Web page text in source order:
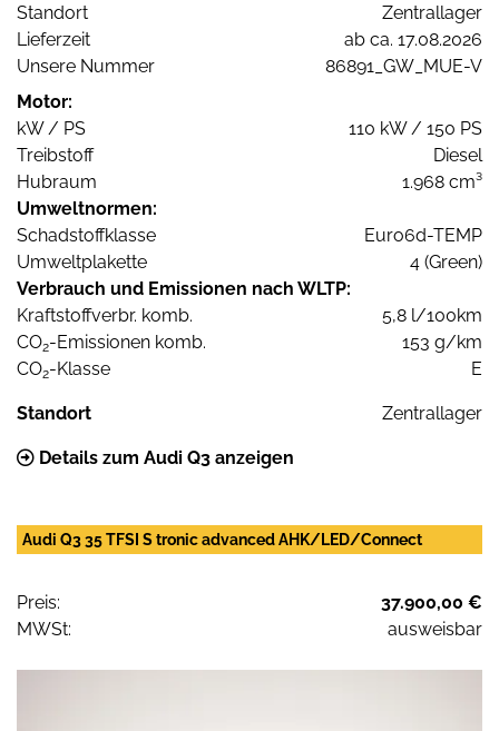
Standort
Zentrallager
Lieferzeit
ab ca. 17.08.2026
Unsere Nummer
86891_GW_MUE-V
Motor:
kW / PS
110 kW / 150 PS
Treibstoff
Diesel
Hubraum
1.968 cm³
Umweltnormen:
Schadstoffklasse
Euro6d-TEMP
Umweltplakette
4 (Green)
Verbrauch und Emissionen nach WLTP:
Kraftstoffverbr. komb.
5,8 l/100km
CO2-Emissionen komb.
153 g/km
CO2-Klasse E
Standort Zentrallager
Details zum Audi Q3 anzeigen
Audi Q3 35 TFSI S tronic advanced AHK/LED/Connect
Preis:
37.900,00 €
MWSt:
ausweisbar